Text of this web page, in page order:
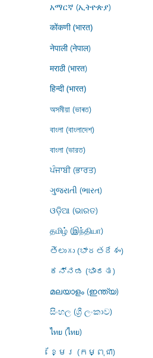
አማርኛ (ኢትዮጵያ)
कोंकणी (भारत)
नेपाली (नेपाल)
मराठी (भारत)
हिन्दी (भारत)
অসমীয়া (ভাৰত)
বাংলা (বাংলাদেশ)
বাংলা (ভারত)
ਪੰਜਾਬੀ (ਭਾਰਤ)
ગુજરાતી (ભારત)
ଓଡ଼ିଆ (ଭାରତ)
தமிழ் (இந்தியா)
తెలుగు (భారతదేశం)
ಕನ್ನಡ (ಭಾರತ)
മലയാളം (ഇന്ത്യ)
සිංහල (ශ්‍රී ලංකාව)
ไทย (ไทย)
ខ្មែរ (កម្ពុជា)